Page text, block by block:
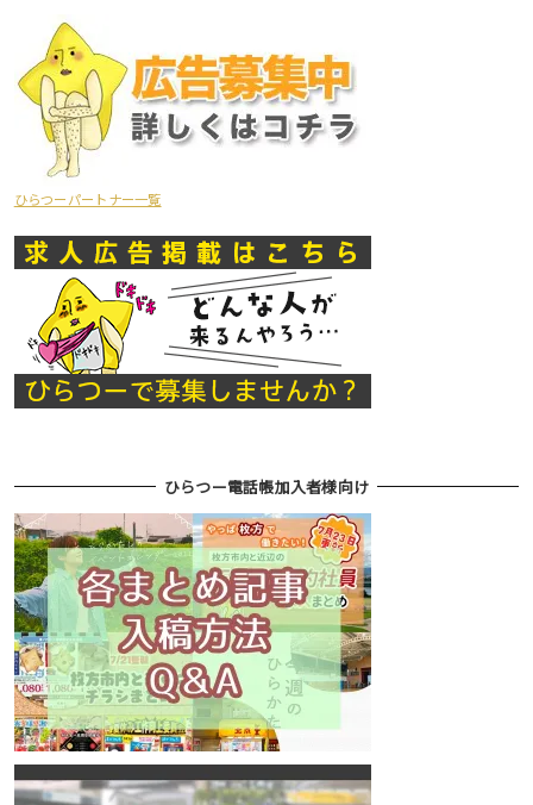
ひらつーパートナー一覧
ひらつー電話帳加入者様向け